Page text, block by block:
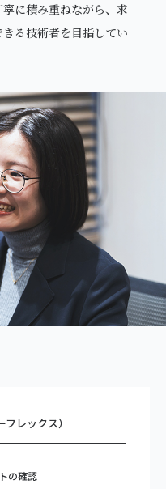
に積み重ねながら、求
る技術者を目指してい
レックス）
の確認